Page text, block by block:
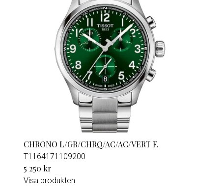
CHRONO L/GR/CHRQ/AC/AC/VERT F.
T1164171109200
5 250 kr
Visa produkten